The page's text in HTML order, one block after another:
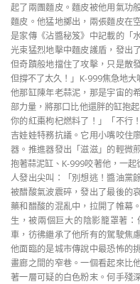
起了兩團麵皮。麵皮被他用氣功
麵皮。他猛地擲出，兩張麵皮在
是家傳《沾醬秘笈》中記載的「
光束猛烈地擊中麵皮護盾，發出
但奇蹟般地擋住了攻擊，只是散
但撐不了太久！」K-999焦急地
他那缸陳年老蒜泥，那是宇宙的
部力量，將那口比他還胖的缸抱
你的紅棗枸杞燃料了！」「不行
吉娃娃特務抗議。它用小嘴咬住
器。推進器發出「滋滋」的輕微
抱著蒜泥缸、K-999咬著他，一
人發出尖叫：「別想逃！醬油黨
被醋酸氣波震碎，發出了最後的
藥和醋酸的混亂中，拉開了帷幕
生，被兩個巨大的陰影籠罩著
車，彷彿繼承了他所有的駕駛焦
他面臨的是城市傳說中最恐怖的
畫廊之間的窄巷。一個看起來比
著一層可疑的白色粉末。何手殘